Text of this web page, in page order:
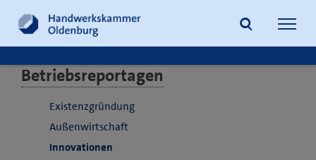
Betriebsreportagen
Existenzgründung
Außenwirtschaft
Innovationen